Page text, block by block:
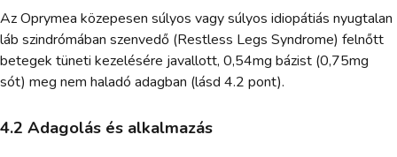
Az Oprymea közepesen súlyos vagy súlyos idiopátiás nyugtalan
láb szindrómában szenvedő (Restless Legs Syndrome) felnőtt
betegek tüneti kezelésére javallott, 0,54mg bázist (0,75mg
sót) meg nem haladó adagban (lásd 4.2 pont).
4.2 Adagolás és alkalmazás